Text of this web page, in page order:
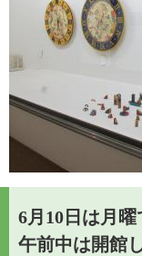
6月10日は月曜
午前中は開館